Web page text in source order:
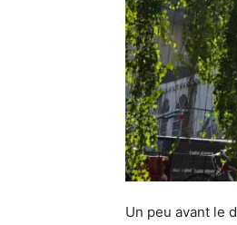
Un peu avant le